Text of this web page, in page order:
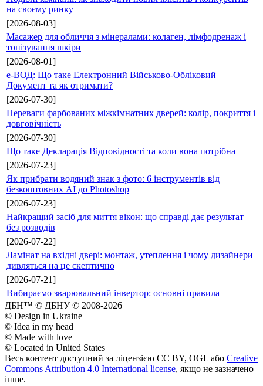
на своєму ринку
[2026-08-03]
Масажер для обличчя з мінералами: колаген, лімфодренаж і
тонізування шкіри
[2026-08-01]
е-ВОД: Що таке Електронний Військово-Обліковий
Документ та як отримати?
[2026-07-30]
Переваги фарбованих міжкімнатних дверей: колір, покриття і
довговічність
[2026-07-30]
Що таке Декларація Відповідності та коли вона потрібна
[2026-07-23]
Як прибрати водяний знак з фото: 6 інструментів від
безкоштовних AI до Photoshop
[2026-07-23]
Найкращий засіб для миття вікон: що справді дає результат
без розводів
[2026-07-22]
Ламінат на вхідні двері: монтаж, утеплення і чому дизайнери
дивляться на це скептично
[2026-07-21]
Вибираємо зварювальний інвертор: основні правила
ДБН™ © ДБНУ © 2008-2026
© Design in Ukraine
© Idea in my head
© Made with love
© Located in United States
Весь контент доступний за ліцензією CC BY, OGL або Creative
Commons Attribution 4.0 International license, якщо не зазначено
інше.